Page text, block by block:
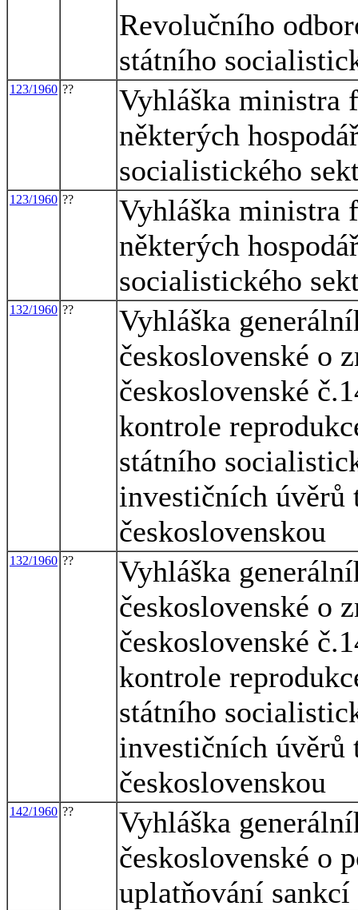
Revolučního
státního
123/1960 ??
Vyhláška ministra
některých
socialistického
123/1960 ??
Vyhláška ministra
některých
socialistického
132/1960 ??
Vyhláška
československé o
československé
kontrole
státního
investičních úvěrů
československou
132/1960 ??
Vyhláška
československé o
československé
kontrole
státního
investičních úvěrů
československou
142/1960 ??
Vyhláška
československé o
uplatňování sankcí